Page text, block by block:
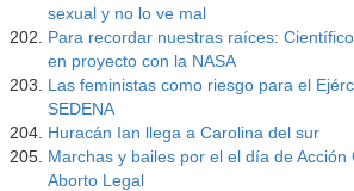
sexual y no lo ve mal
Para recordar nuestras raíces:
en proyecto con la NASA
Las feministas como riesgo para el
SEDENA
Huracán Ian llega a Carolina del sur
Marchas y bailes por el el día de Acción
Aborto Legal